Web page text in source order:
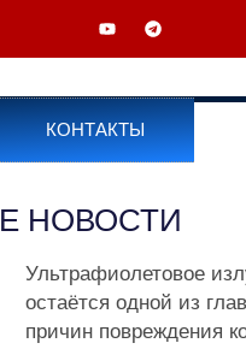
КОНТАКТЫ
НОВОСТИ
Ультрафиолетовое
остаётся одной из
причин повреждения